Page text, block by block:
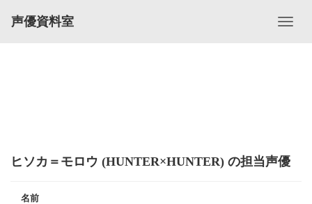
声優資料室
ヒソカ＝モロウ (HUNTER×HUNTER) の担当声優
名前